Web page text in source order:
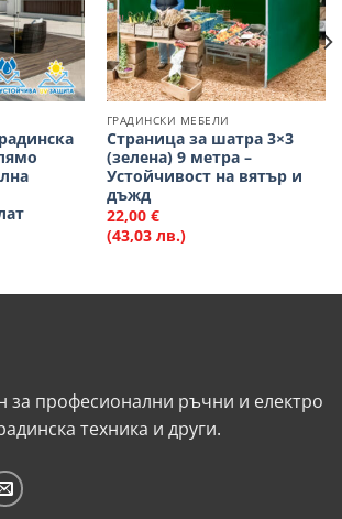
ГРАДИНСКИ МЕБЕЛИ
Страница за шатра 3×3
(зелена) 9 метра –
Устойчивост на вятър и
дъжд
22,00 €
(43,03 лв.)
за професионални ръчни и електро
техника и други.